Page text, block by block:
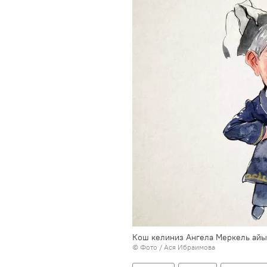
Кош келиниз Ангела Меркель
© Фото / Ася Ибраимова